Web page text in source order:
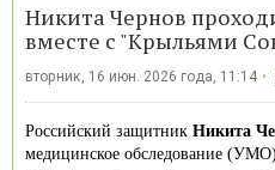
Никита Чернов
вместе с "Крыльями
вторник, 16 июн. 2026 года, 11:14
Российский защитник Никита
медицинское обследование